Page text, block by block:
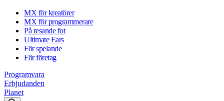
MX för kreatörer
MX för programmerare
På resande fot
Ultimate Ears
För spelande
För företag
Programvara
Erbjudanden
Planet